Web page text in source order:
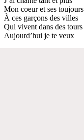
Mon coeur et ses toujours
À ces garçons des villes
Qui vivent dans des tours
Aujourd’hui je te veux